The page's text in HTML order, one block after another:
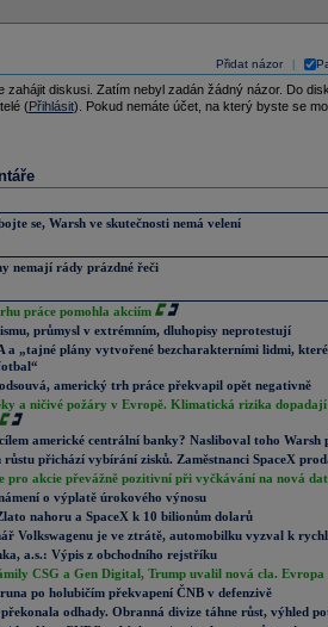
Přidat názor
zahájit diskusi. Zatím nebyl zadán žádný názor. Do
(Přihlásit). Pokud nemáte účet, na který byste se
se, Warsh ve skutečnosti nemá velení
nemají rády prázdné řeči
práce pomohla akciím
průmysl v extrémním, dluhopisy neprotestují
a „tajné plány vytvořené bezcharakterními lidmi,
odsouvá, americký trh práce překvapil opět negativně
a ničivé požáry v Evropě. Klimatická rizika
americké centrální banky? Nasliboval toho Warsh
růstu přichází vybírání zisků. Zaměstnanci SpaceX
pro akcie převážně pozitivní při vyčkávání na nová
o výplatě úrokového výnosu
nahoru a SpaceX k 10 bilionům dolarů
Volkswagenu je ve ztrátě, automobilku vyzval k
a.s.: Výpis z obchodního rejstříku
CSG a Gen Digital, Trump uvalil nová cla.
po holubičím překvapení ČNB v defenzivě
odhady. Obranná divize táhne růst, výhled